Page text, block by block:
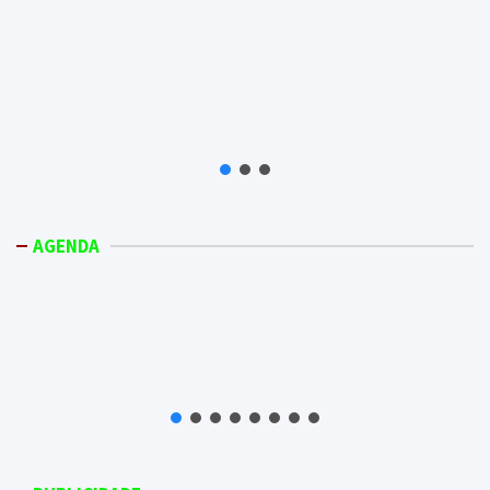
AGENDA